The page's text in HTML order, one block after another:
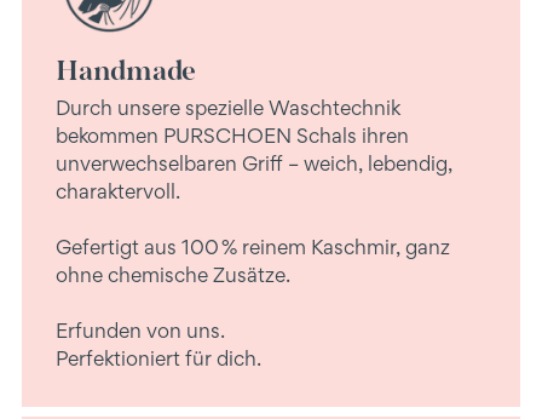
Handmade
Durch unsere spezielle Waschtechnik
bekommen PURSCHOEN Schals ihren
unverwechselbaren Griff – weich, lebendig,
charaktervoll.
Gefertigt aus 100 % reinem Kaschmir, ganz
ohne chemische Zusätze.
Erfunden von uns.
Perfektioniert für dich.